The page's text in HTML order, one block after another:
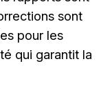
sont
pour les
qui garantit la